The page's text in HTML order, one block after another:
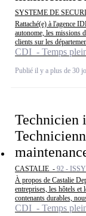
SYSTEME DE
Rattaché(e) à l'agence
autonome, les missions
clients sur les
CDI - Temps
Publié il y a plus de 30
Technicien
CASTALIE - 92 -
À propos de Castalie
entreprises, les hôtels et
contenants durables,
CDI - Temps